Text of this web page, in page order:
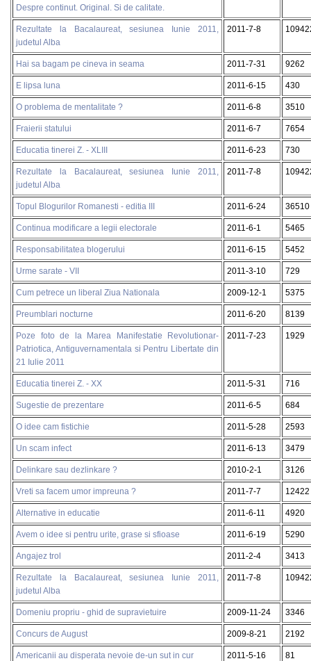
Despre continut. Original. Si de calitate.
Rezultate la Bacalaureat, sesiunea Iunie 2011,
judetul Alba
2011-7-8
Hai sa bagam pe cineva in seama 2011-7-31 9262
E lipsa luna 2011-6-15 430
O problema de mentalitate ? 2011-6-8 3510
Fraierii statului 2011-6-7 7654
Educatia tinerei Z. - XLIII 2011-6-23 730
Rezultate la Bacalaureat, sesiunea Iunie 2011,
judetul Alba
2011-7-8
Topul Blogurilor Romanesti - editia III 2011-6-24 36510
Continua modificare a legii electorale 2011-6-1 5465
Responsabilitatea blogerului 2011-6-15 5452
Urme sarate - VII 2011-3-10 729
Cum petrece un liberal Ziua Nationala 2009-12-1 5375
Preumblari nocturne 2011-6-20 8139
Poze foto de la Marea Manifestatie Revolutionar-
Patriotica, Antiguvernamentala si Pentru Libertate din
21 Iulie 2011
2011-7-23 1929
Educatia tinerei Z. - XX 2011-5-31 716
Sugestie de prezentare 2011-6-5 684
O idee cam fistichie 2011-5-28 2593
Un scam infect 2011-6-13 3479
Delinkare sau dezlinkare ? 2010-2-1 3126
Vreti sa facem umor impreuna ? 2011-7-7 12422
Alternative in educatie 2011-6-11 4920
Avem o idee si pentru urite, grase si sfioase 2011-6-19 5290
Angajez trol 2011-2-4 3413
Rezultate la Bacalaureat, sesiunea Iunie 2011,
judetul Alba
2011-7-8
Domeniu propriu - ghid de supravietuire 2009-11-24 3346
Concurs de August 2009-8-21 2192
Americanii au disperata nevoie de-un sut in cur 2011-5-16 81